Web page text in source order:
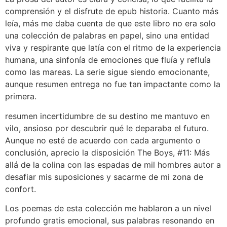
comprensión y el disfrute de epub historia. Cuanto más
leía, más me daba cuenta de que este libro no era solo
una colección de palabras en papel, sino una entidad
viva y respirante que latía con el ritmo de la experiencia
humana, una sinfonía de emociones que fluía y refluía
como las mareas. La serie sigue siendo emocionante,
aunque resumen entrega no fue tan impactante como la
primera.
resumen incertidumbre de su destino me mantuvo en
vilo, ansioso por descubrir qué le deparaba el futuro.
Aunque no esté de acuerdo con cada argumento o
conclusión, aprecio la disposición The Boys, #11: Más
allá de la colina con las espadas de mil hombres autor a
desafiar mis suposiciones y sacarme de mi zona de
confort.
Los poemas de esta colección me hablaron a un nivel
profundo gratis emocional, sus palabras resonando en